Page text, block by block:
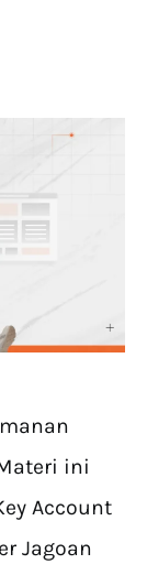
ini
Account
Jagoan